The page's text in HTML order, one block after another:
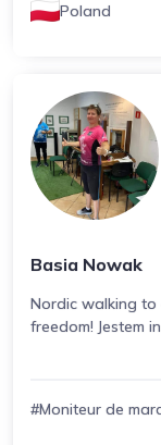
Poland
Basia Nowak
Nordic walking to
freedom! Jestem
#Moniteur de